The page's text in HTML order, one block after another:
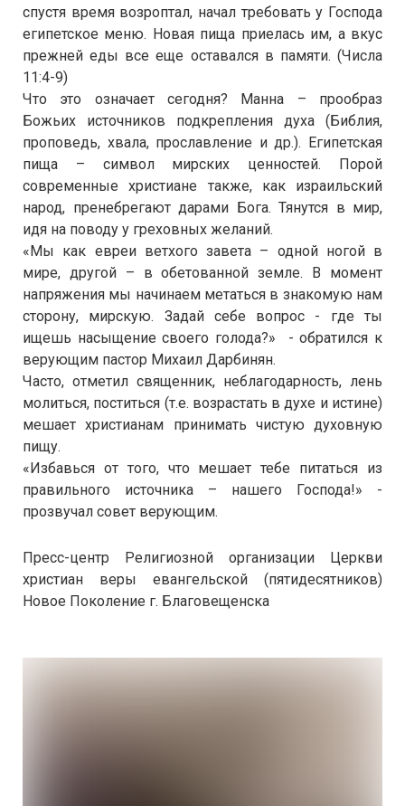
спустя время возроптал, начал требовать у Господа
египетское меню. Новая пища приелась им, а вкус
прежней еды все еще оставался в памяти. (Числа
11:4-9)
Что это означает сегодня? Манна – прообраз
Божьих источников подкрепления духа (Библия,
проповедь, хвала, прославление и др.). Египетская
пища – символ мирских ценностей. Порой
современные христиане также, как израильский
народ, пренебрегают дарами Бога. Тянутся в мир,
идя на поводу у греховных желаний.
«Мы как евреи ветхого завета – одной ногой в
мире, другой – в обетованной земле. В момент
напряжения мы начинаем метаться в знакомую нам
сторону, мирскую. Задай себе вопрос - где ты
ищешь насыщение своего голода?» - обратился к
верующим пастор Михаил Дарбинян.
Часто, отметил священник, неблагодарность, лень
молиться, поститься (т.е. возрастать в духе и истине)
мешает христианам принимать чистую духовную
пищу.
«Избавься от того, что мешает тебе питаться из
правильного источника – нашего Господа!» -
прозвучал совет верующим.
Пресс-центр Религиозной организации Церкви
христиан веры евангельской (пятидесятников)
Новое Поколение г. Благовещенска